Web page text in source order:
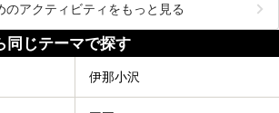
のアクティビティをもっと見る
同じテーマで探す
伊那小沢